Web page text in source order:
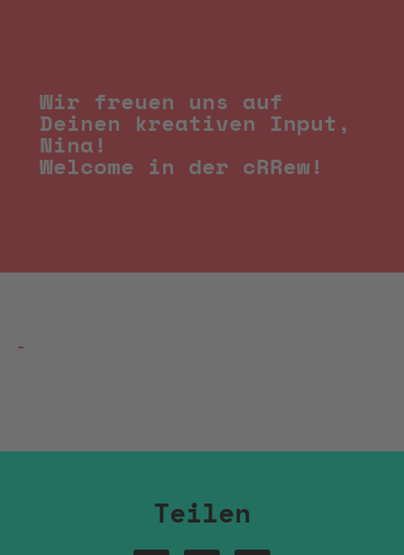
Wir freuen uns auf
Deinen kreativen Input,
Nina!
Welcome in der cRRew!
Teilen